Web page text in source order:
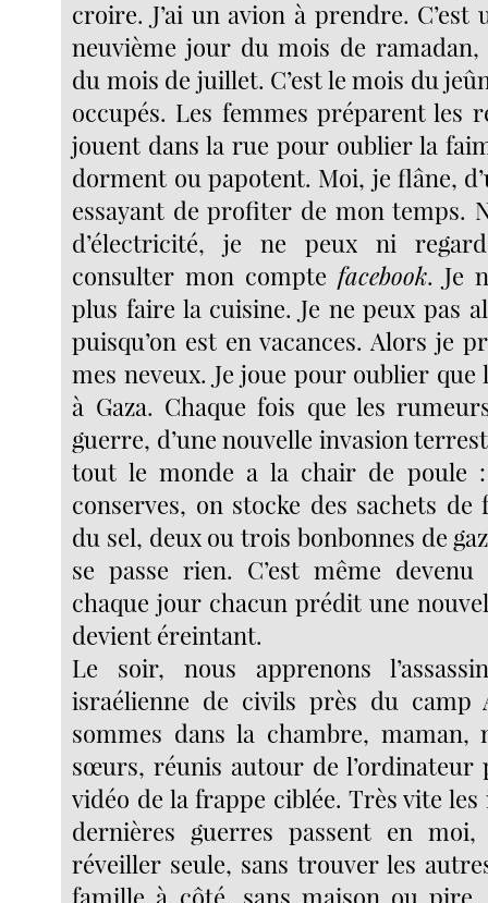
croire. J’ai un avion à prendre.
neuvième jour du mois de
du mois de juillet. C’est le mois du
occupés. Les femmes préparent les
jouent dans la rue pour oublier la
dorment ou papotent. Moi, je flâne,
essayant de profiter de mon temps.
d’électricité, je ne peux ni
consulter mon comptefacebook. Je
plus faire la cuisine. Je ne peux pas
puisqu’on est en vacances. Alors je
mes neveux. Je joue pour oublier
à Gaza. Chaque fois que les
guerre, d’une nouvelle invasion
tout le monde a la chair de poule
conserves, on stocke des sachets
du sel, deux ou trois bonbonnes de
se passe rien. C’est même
chaque jour chacun prédit une
devient éreintant.
Le soir, nous apprenons
israélienne de civils près du camp
sommes dans la chambre, maman,
sœurs, réunis autour de l’ordinateur
vidéo de la frappe ciblée. Très vite les
dernières guerres passent en
réveiller seule, sans trouver les
famille à côté, sans maison ou pire,